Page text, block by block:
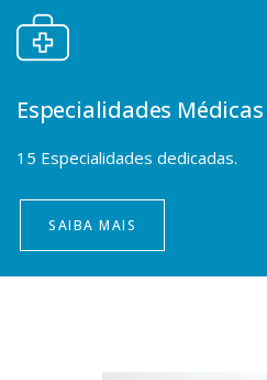
Especialidades Médicas
15 Especialidades dedicadas.
SAIBA MAIS